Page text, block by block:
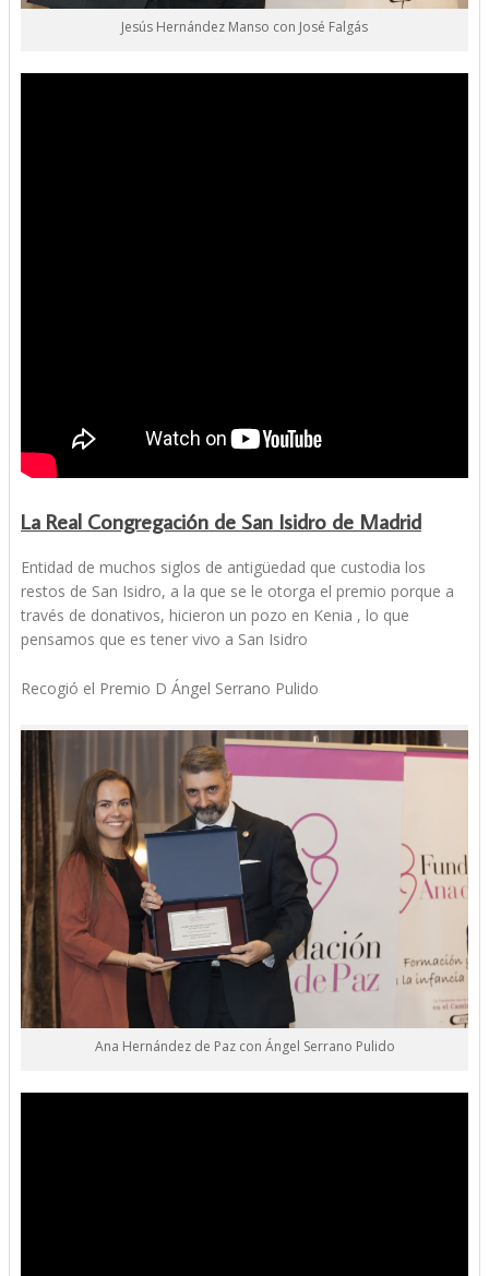
Jesús Hernández Manso con José Falgás
La Real Congregación de San Isidro de Madrid
Entidad de muchos siglos de antigüedad que custodia los
restos de San Isidro, a la que se le otorga el premio porque a
través de donativos, hicieron un pozo en Kenia , lo que
pensamos que es tener vivo a San Isidro
Recogió el Premio D Ángel Serrano Pulido
Ana Hernández de Paz con Ángel Serrano Pulido